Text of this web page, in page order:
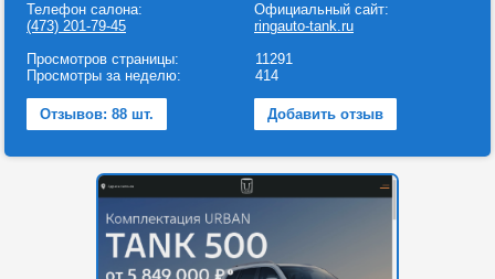
Телефон салона:
(473) 201-79-45
Официальный сайт:
ringauto-tank.ru
Просмотров страницы:
Просмотры за неделю:
11291
414
Отзывов: 88 шт. Добавить отзыв